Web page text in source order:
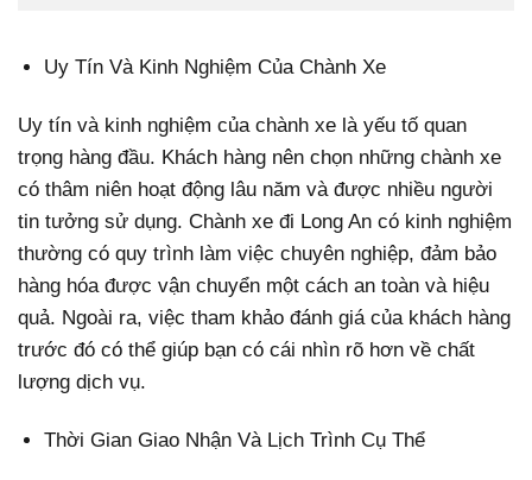
Uy Tín Và Kinh Nghiệm Của Chành Xe
Uy tín và kinh nghiệm của chành xe là yếu tố quan
trọng hàng đầu. Khách hàng nên chọn những chành xe
có thâm niên hoạt động lâu năm và được nhiều người
tin tưởng sử dụng. Chành xe đi Long An có kinh nghiệm
thường có quy trình làm việc chuyên nghiệp, đảm bảo
hàng hóa được vận chuyển một cách an toàn và hiệu
quả. Ngoài ra, việc tham khảo đánh giá của khách hàng
trước đó có thể giúp bạn có cái nhìn rõ hơn về chất
lượng dịch vụ.
Thời Gian Giao Nhận Và Lịch Trình Cụ Thể